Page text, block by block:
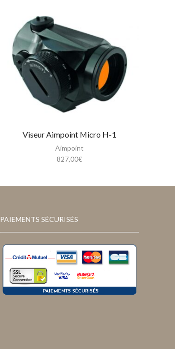
Viseur Aimpoint Micro H-1
Aimpoint
827,00€
PAIEMENTS SÉCURISÉS